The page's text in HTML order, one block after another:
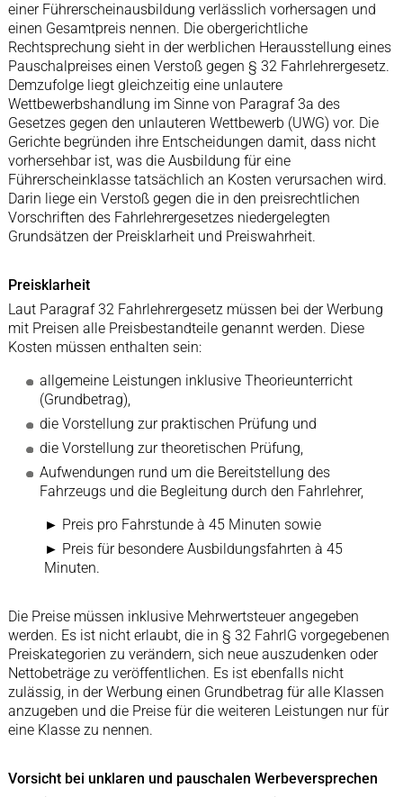
einer Führerscheinausbildung verlässlich vorhersagen und
einen Gesamtpreis nennen. Die obergerichtliche
Rechtsprechung sieht in der werblichen Herausstellung eines
Pauschalpreises einen Verstoß gegen § 32 Fahrlehrergesetz.
Demzufolge liegt gleichzeitig eine unlautere
Wettbewerbshandlung im Sinne von Paragraf 3a des
Gesetzes gegen den unlauteren Wettbewerb (UWG) vor. Die
Gerichte begründen ihre Entscheidungen damit, dass nicht
vorhersehbar ist, was die Ausbildung für eine
Führerscheinklasse tatsächlich an Kosten verursachen wird.
Darin liege ein Verstoß gegen die in den preisrechtlichen
Vorschriften des Fahrlehrergesetzes niedergelegten
Grundsätzen der Preisklarheit und Preiswahrheit.
Preisklarheit
Laut Paragraf 32 Fahrlehrergesetz müssen bei der Werbung
mit Preisen alle Preisbestandteile genannt werden. Diese
Kosten müssen enthalten sein:
allgemeine Leistungen inklusive Theorieunterricht
(Grundbetrag),
die Vorstellung zur praktischen Prüfung und
die Vorstellung zur theoretischen Prüfung,
Aufwendungen rund um die Bereitstellung des
Fahrzeugs und die Begleitung durch den Fahrlehrer,
► Preis pro Fahrstunde à 45 Minuten sowie
► Preis für besondere Ausbildungsfahrten à 45
Minuten.
Die Preise müssen inklusive Mehrwertsteuer angegeben
werden. Es ist nicht erlaubt, die in § 32 FahrlG vorgegebenen
Preiskategorien zu verändern, sich neue auszudenken oder
Nettobeträge zu veröffentlichen. Es ist ebenfalls nicht
zulässig, in der Werbung einen Grundbetrag für alle Klassen
anzugeben und die Preise für die weiteren Leistungen nur für
eine Klasse zu nennen.
Vorsicht bei unklaren und pauschalen Werbeversprechen